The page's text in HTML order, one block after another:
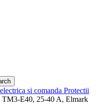
si comanda Protectii
TM3-E40, 25-40 A, Elmark